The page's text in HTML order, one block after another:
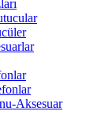
Aksesuar